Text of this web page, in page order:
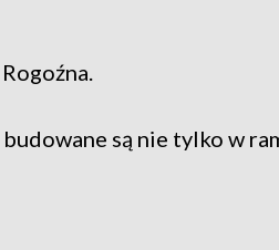
są nie tylko w